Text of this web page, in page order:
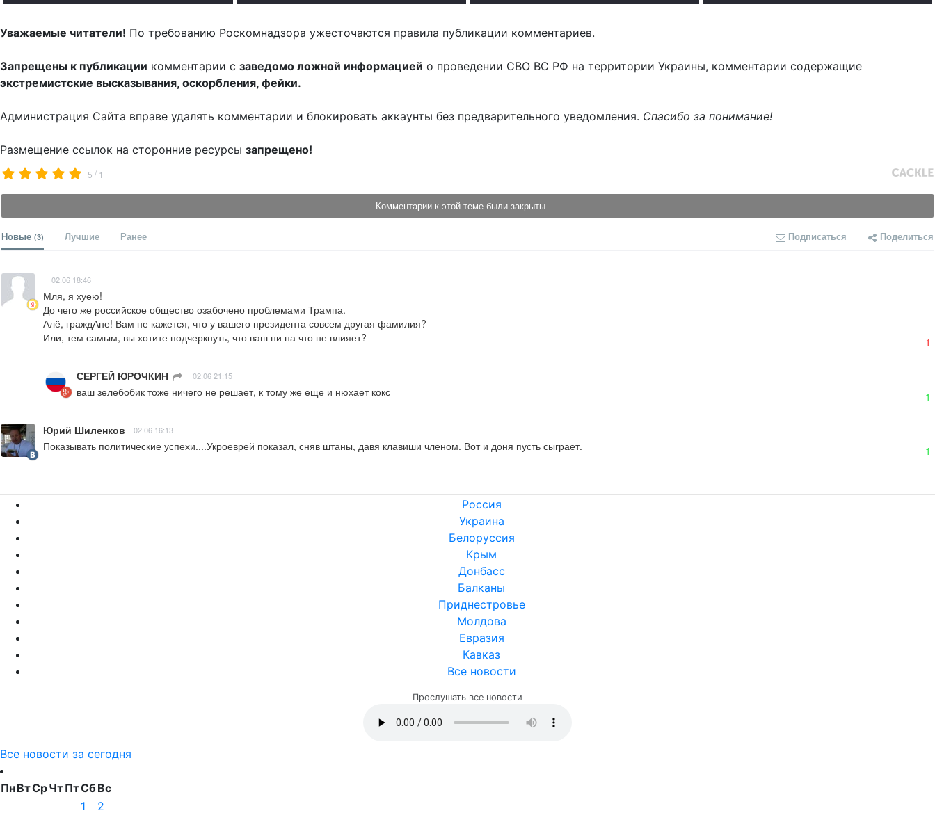
Уважаемые читатели! По требованию Роскомнадзора ужесточаются правила публикации комментариев.
Запрещены к публикации комментарии с заведомо ложной информацией о проведении СВО ВС РФ на территории Украины, комментарии содержащие
экстремистские высказывания, оскорбления, фейки.
Администрация Сайта вправе удалять комментарии и блокировать аккаунты без предварительного уведомления. Спасибо за понимание!
Размещение ссылок на сторонние ресурсы запрещено!
5 / 1
Комментарии к этой теме были закрыты
Новые (3) Лучшие Ранее Подписаться Поделиться
02.06 18:46
Мля, я хуею!
До чего же российское общество озабочено проблемами Трампа.
Алё, граждАне! Вам не кажется, что у вашего президента совсем другая фамилия?
Или, тем самым, вы хотите подчеркнуть, что ваш ни на что не влияет?
-1
СЕРГЕЙ ЮРОЧКИН 02.06 21:15
ваш зелебобик тоже ничего не решает, к тому же еще и нюхает кокс 1
Юрий Шиленков 02.06 16:13
Показывать политические успехи....Укроеврей показал, сняв штаны, давя клавиши членом. Вот и доня пусть сыграет. 1
Россия
Украина
Белоруссия
Крым
Донбасс
Балканы
Приднестровье
Молдова
Евразия
Кавказ
Все новости
Прослушать все новости
Все новости за сегодня
ПнВтСрЧтПтСбВс
1
2